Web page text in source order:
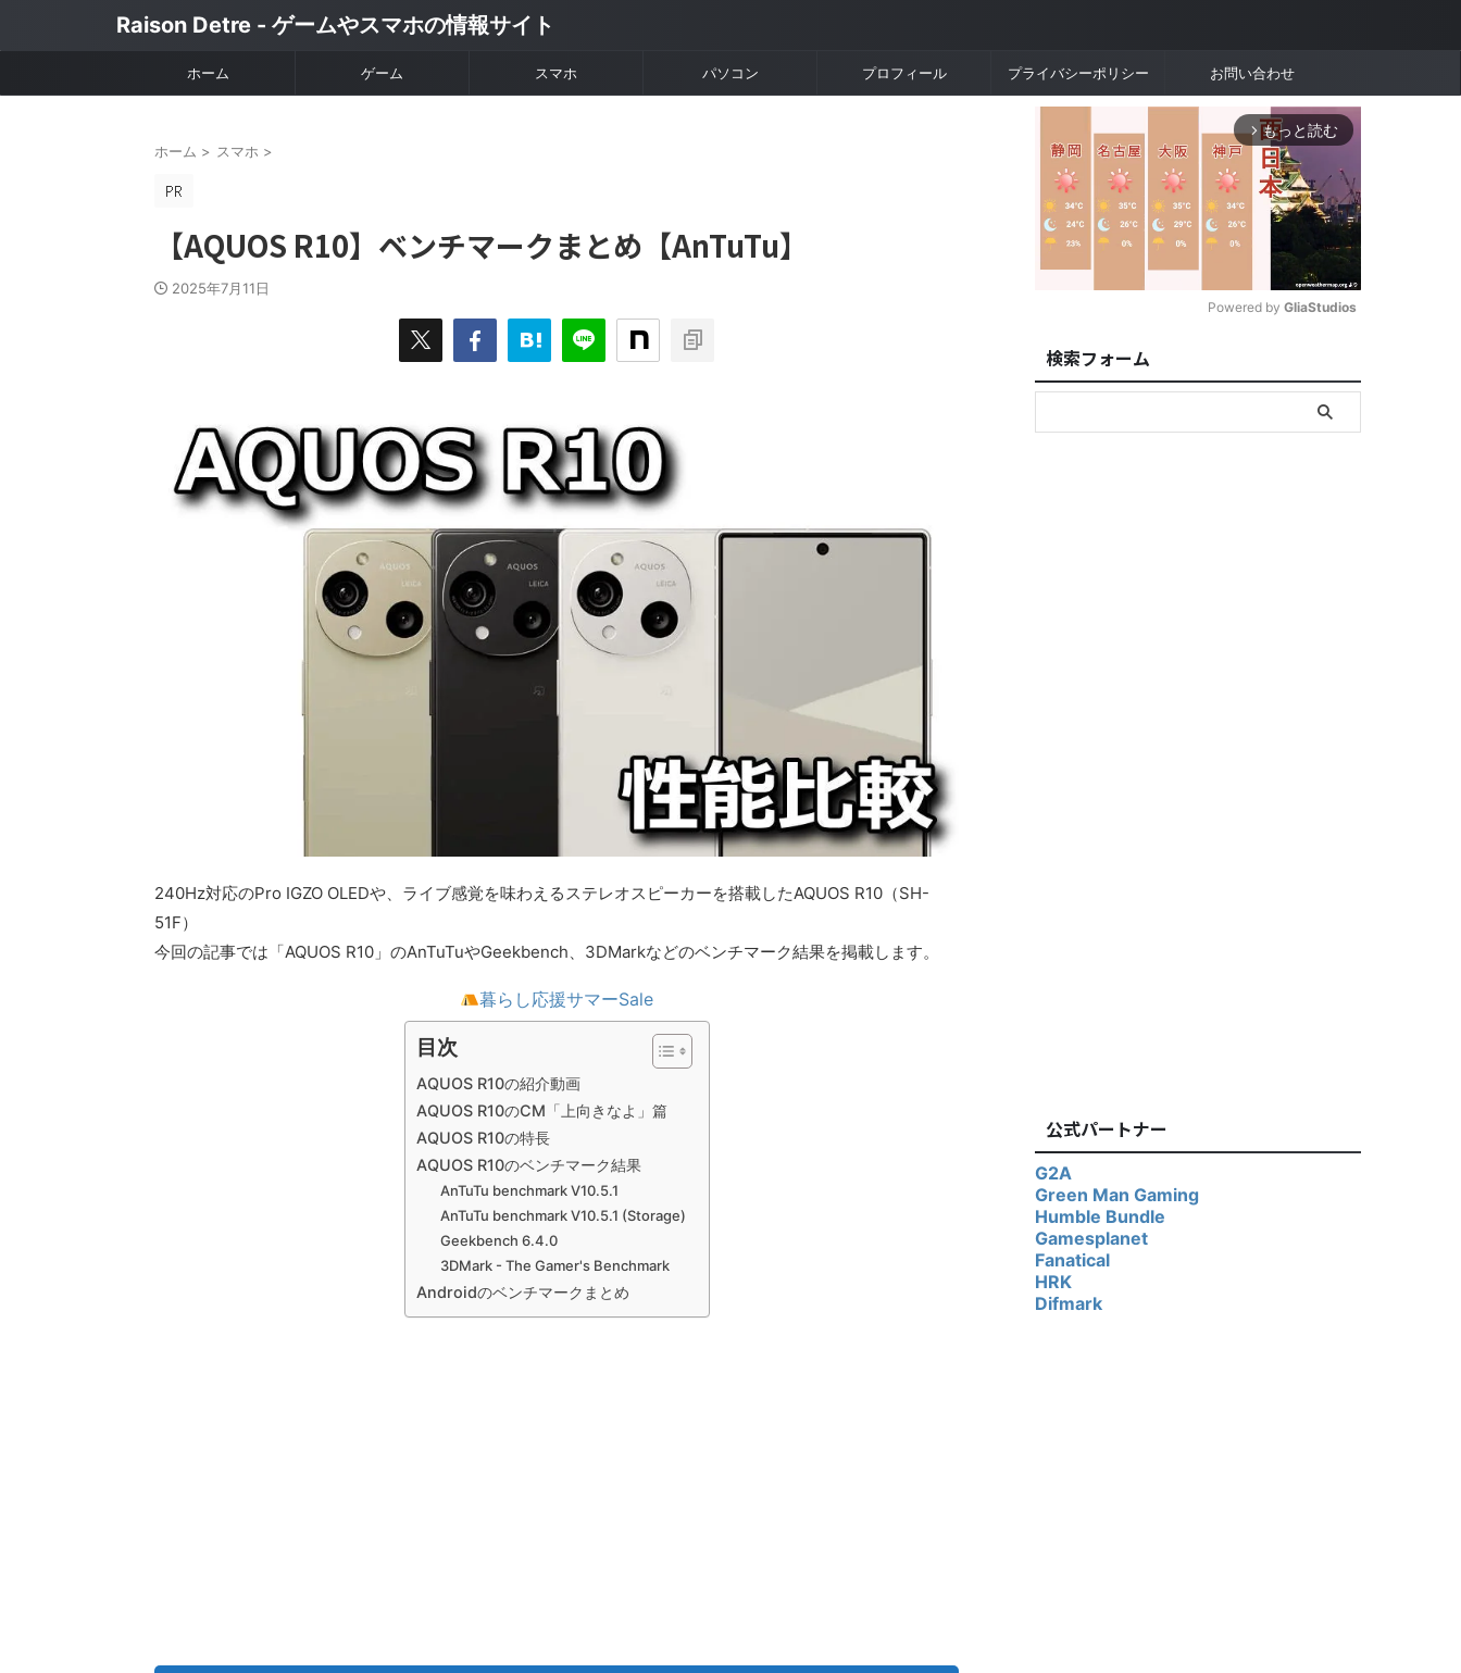
Raison Detre - ゲームやスマホの情報サイト
ホーム ゲーム スマホ パソコン プロフィール プライバシーポリシー お問い合わせ
ホーム > スマホ >
【AQUOS R10】ベンチマークまとめ【AnTuTu】
2025年7月11日
240Hz対応のPro IGZO OLEDや、ライブ感覚を味わえるステレオスピーカーを搭載したAQUOS R10（SH-
51F）
今回の記事では「AQUOS R10」のAnTuTuやGeekbench、3DMarkなどのベンチマーク結果を掲載します。
暮らし応援サマーSale
目次
AQUOS R10の紹介動画
AQUOS R10のCM「上向きなよ」篇
AQUOS R10の特長
AQUOS R10のベンチマーク結果
AnTuTu benchmark V10.5.1
AnTuTu benchmark V10.5.1 (Storage)
Geekbench 6.4.0
3DMark - The Gamer's Benchmark
Androidのベンチマークまとめ
arrow_forward_ios もっと読む
u
t
Powered by GliaStudios
検索フォーム
公式パートナー
G2A
Green Man Gaming
Humble Bundle
Gamesplanet
Fanatical
HRK
Difmark